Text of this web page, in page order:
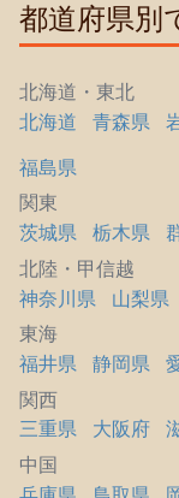
都道府県別
北海道・東北
北海道
青森県
福島県
関東
茨城県
栃木県
北陸・甲信越
神奈川県
山梨県
東海
福井県
静岡県
関西
三重県
大阪府
中国